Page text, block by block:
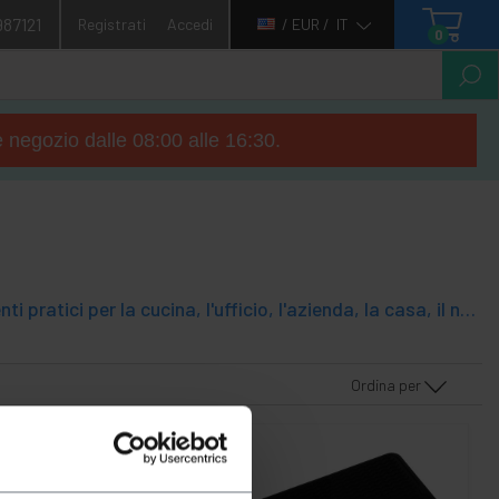
Registrati Accedi / EUR / IT
0
dalle 08:00 alle 16:30.
Articoli progettati per pulire e asciugare piatti, stoviglie, ecc. Complementi pratici per la cucina, l'ufficio, l'azienda, la casa, il negozio, ecc. Sostituisce il panno tradizionale sul tavolo o sul bancone.
Ordina per